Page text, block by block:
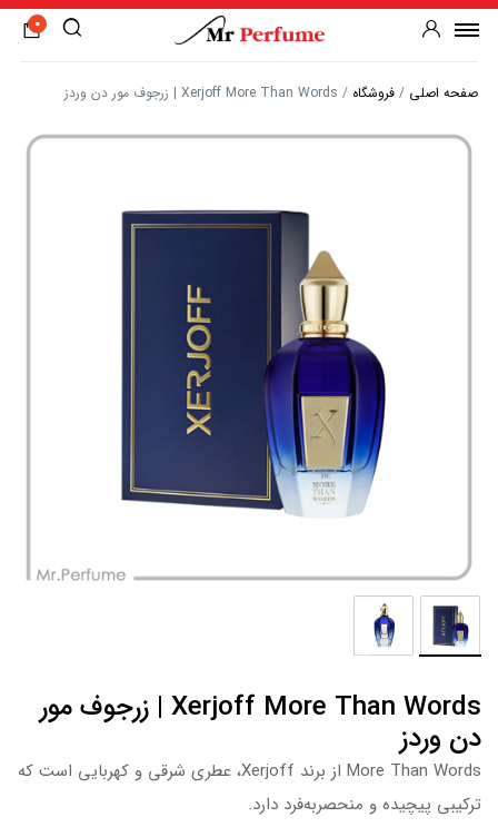
0
صفحه اصلی / فروشگاه / Xerjoff More Than Words | زرجوف مور دن وردز
Xerjoff More Than Words | زرجوف مور
دن وردز
More Than Words از برند Xerjoff، عطری شرقی و کهربایی است که
ترکیبی پیچیده و منحصربه‌فرد دارد.